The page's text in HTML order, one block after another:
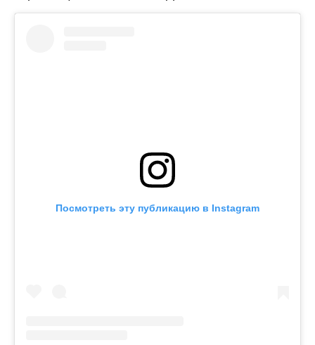
Посмотреть эту публикацию в Instagram